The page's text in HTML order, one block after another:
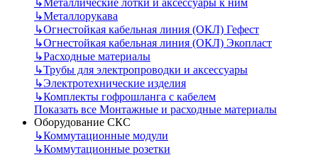
↳Металлические лотки и аксессуары к ним
↳Металлорукава
↳Огнестойкая кабельная линия (ОКЛ) Гефест
↳Огнестойкая кабельная линия (ОКЛ) Экопласт
↳Расходные материалы
↳Трубы для электропроводки и аксессуары
↳Электротехнические изделия
↳Комплекты гофрошланга с кабелем
Показать все Монтажные и расходные материалы
Оборудование СКС
↳Коммутационные модули
↳Коммутационные розетки